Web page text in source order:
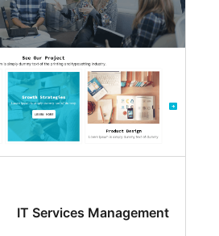
IT Services Management